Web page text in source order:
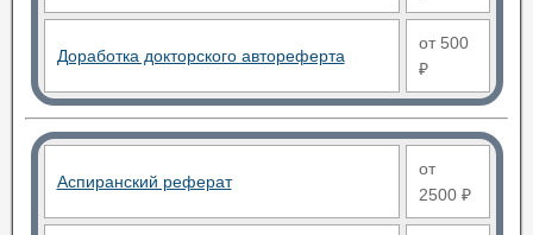
Доработка докторского автореферта
от 500
₽
Аспиранский реферат
от
2500 ₽